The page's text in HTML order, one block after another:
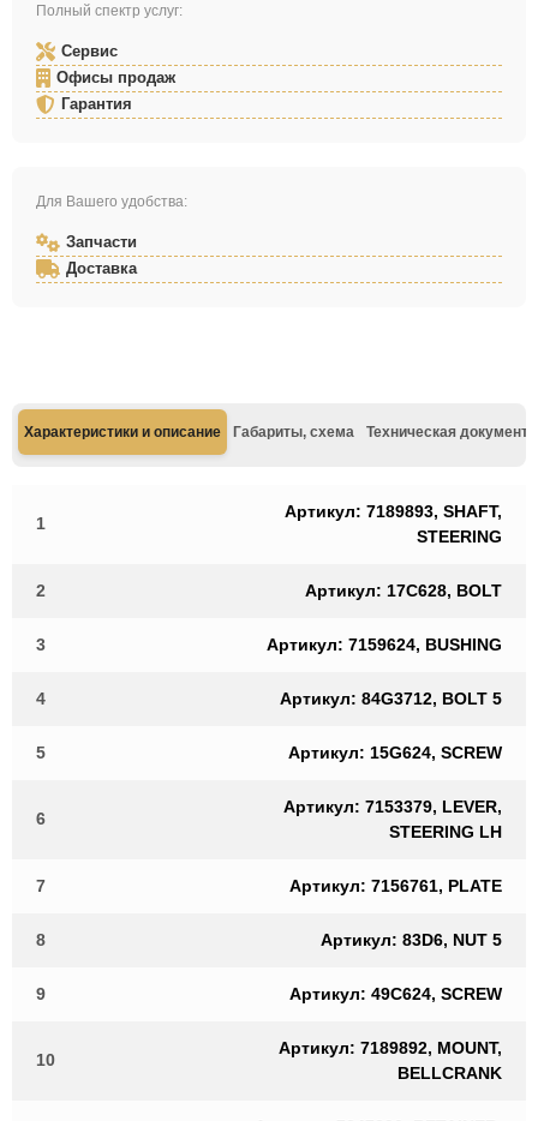
Полный спектр услуг:
Сервис
Офисы продаж
Гарантия
Для Вашего удобства:
Запчасти
Доставка
Характеристики и описание Габариты, схема Техническая
1
Артикул: 7189893, SHAFT,
STEERING
2 Артикул: 17C628, BOLT
3 Артикул: 7159624, BUSHING
4 Артикул: 84G3712, BOLT 5
5 Артикул: 15G624, SCREW
6
Артикул: 7153379, LEVER,
STEERING LH
7 Артикул: 7156761, PLATE
8 Артикул: 83D6, NUT 5
9 Артикул: 49C624, SCREW
10
Артикул: 7189892, MOUNT,
BELLCRANK